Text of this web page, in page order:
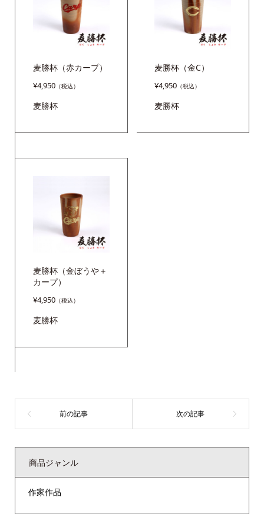
麦勝杯（赤カープ）
¥4,950
麦勝杯
麦勝杯（金C）
¥4,950
麦勝杯
麦勝杯（金ぼうや＋
カープ）
¥4,950
麦勝杯
商品ジャンル
作家作品